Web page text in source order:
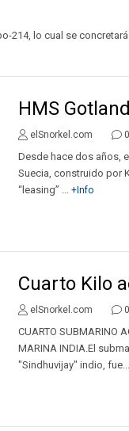
214, lo cual se
HMS
elSnorkel.com 0
Desde hace dos años,
Suecia, construido por
“leasing” ... +Info
Cuarto Kilo
elSnorkel.com 0
CUARTO SUBMARINO
MARINA INDIA.El
"Sindhuvijay" indio, fue...